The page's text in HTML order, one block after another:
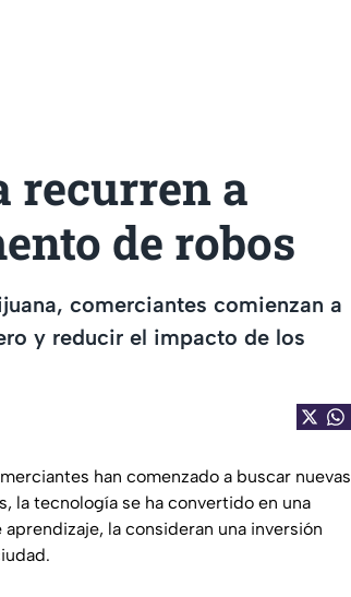
recurren a
de robos
comerciantes comienzan a
y reducir el impacto de los
han comenzado a buscar nuevas
la tecnología se ha convertido en una
la consideran una inversión